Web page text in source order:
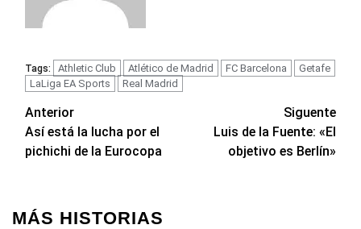
Tags: Athletic Club Atlético de Madrid FC Barcelona
Getafe
LaLiga EA Sports
Real Madrid
Navegación
de
Anterior
Así está la lucha por el
pichichi de la Eurocopa
Siguente
Luis de la Fuente: «El
objetivo es Berlín»
MÁS HISTORIAS